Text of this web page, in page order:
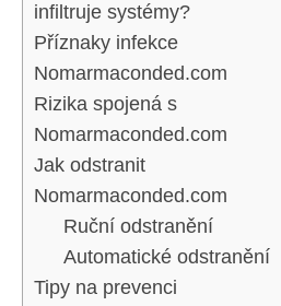
infiltruje systémy?
Příznaky infekce
Nomarmaconded.com
Rizika spojená s
Nomarmaconded.com
Jak odstranit
Nomarmaconded.com
Ruční odstranění
Automatické odstranění
Tipy na prevenci